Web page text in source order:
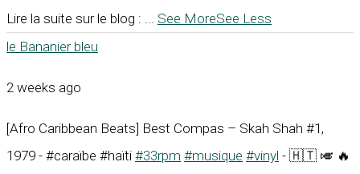
Lire la suite sur le blog :
See MoreSee Less
le Bananier bleu
2 weeks ago
[Afro Caribbean Beats] Best Compas – Skah Shah #1,
1979 - #caraïbe #haïti #33rpm #musique #vinyl - 🇭🇹 🎺 🔥